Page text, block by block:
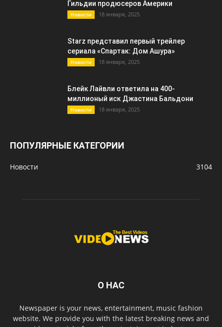
Гильдии продюсеров Америки
Новости 18 января, 2025
Starz представил первый трейлер
сериала «Спартак: Дом Ашура»
Новости 18 января, 2025
Блейк Лайвли ответила на 400-
миллионый иск Джастина Бальдони
Новости 18 января, 2025
ПОПУЛЯРНЫЕ КАТЕГОРИИ
Новости 3104
О НАС
Newspaper is your news, entertainment, music fashion
website. We provide you with the latest breaking news and